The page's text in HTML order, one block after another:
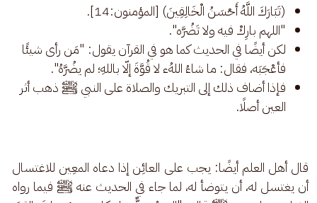
(تَبَارَكَ اللَّهُ أَحْسَنُ الْخَالِقِينَ) [المؤمنون:14].
"اللهم بارِكْ فيه ولا تَضُرَّه".
لكن أيضًا في الحديث كما هو في القرآن يقول: "مَن رأى شيئًا
فأعْجَبَه، فقال: ما شاءُ اللهُء لا قُوَّةَ إلّا باللهِ؛ لم يضُرَّهُ".
فإذا أضاف ذلك إلى التبريك والصلاة على النبي ﷺ ذهب أثر
العين أصلًا.
قال أهل العلم أيضًا: يجب على العائِن إذا دعاه المعِين للاغتسال
أن يغتسل له، أن يتوضأ له، لما جاء في الحديث عنه ﷺ فيما رواه